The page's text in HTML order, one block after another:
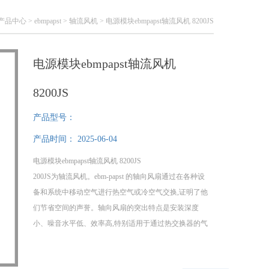
品中心 > ebmpapst > 轴流风机 > 电源模块ebmpapst轴流风机 8200JS
电源模块ebmpapst轴流风机
8200JS
产品型号：
产品时间： 2025-06-04
电源模块ebmpapst轴流风机 8200JS
200JS为轴流风机。ebm-papst 的轴向风扇通过在各种设
备和系统中移动空气进行热空气或冷空气交换,证明了他
们节省空间的声誉。轴向风扇的突出特点是安装深度
小、噪音水平低、效率高,特别适用于通过热交换器的气